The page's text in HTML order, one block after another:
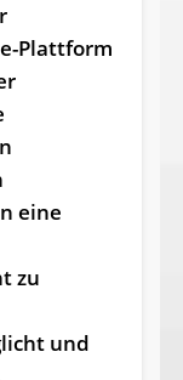
Plattform
eine
zu
und